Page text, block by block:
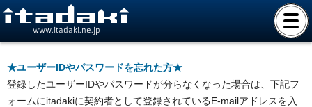
www.itadaki.ne.jp
★ユーザーIDやパスワードを忘れた方★
登録したユーザーIDやパスワードが分らなくなった場合は、下記フ
ォームにitadakiに契約者として登録されているE-mailアドレスを入